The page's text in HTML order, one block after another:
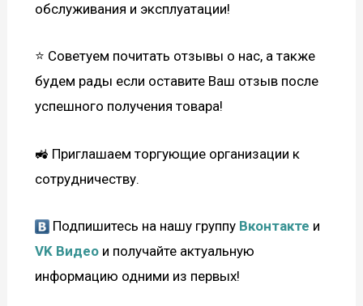
обслуживания и эксплуатации!
⭐ Советуем почитать отзывы о нас, а также
будем рады если оставите Ваш отзыв после
успешного получения товара!
🚜 Приглашаем торгующие организации к
сотрудничеству.
Подпишитесь на нашу группу Вконтакте и
VK Видео и получайте актуальную
информацию одними из первых!